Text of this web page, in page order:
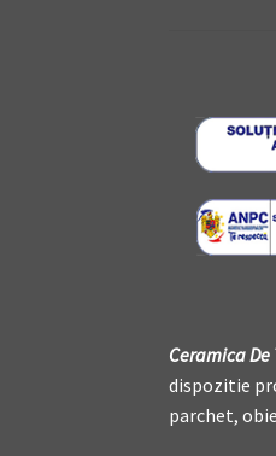
Ceramica De
dispozitie
parchet,